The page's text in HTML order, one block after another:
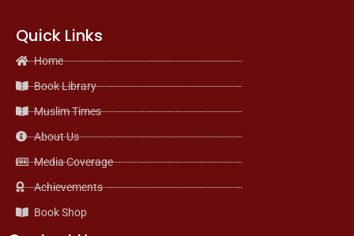
Quick Links
Home
Book Library
Muslim Times
About Us
Media Coverage
Achievements
Book Shop